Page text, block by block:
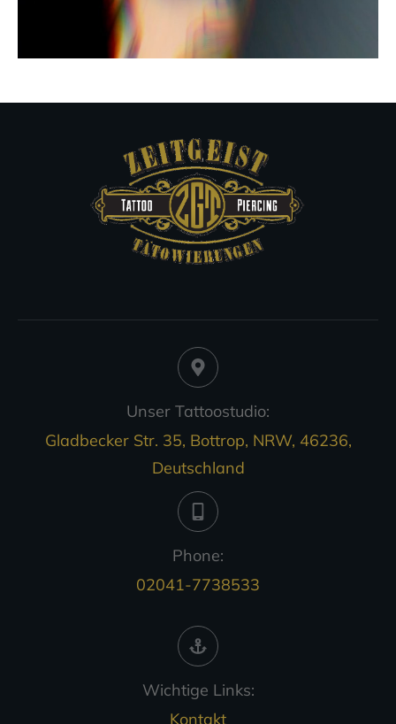
Unser Tattoostudio:
Gladbecker Str. 35, Bottrop, NRW, 46236,
Deutschland
Phone:
02041-7738533
Wichtige Links:
Kontakt